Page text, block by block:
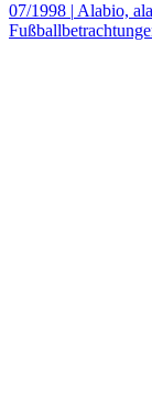
07/1998 | Alabio,